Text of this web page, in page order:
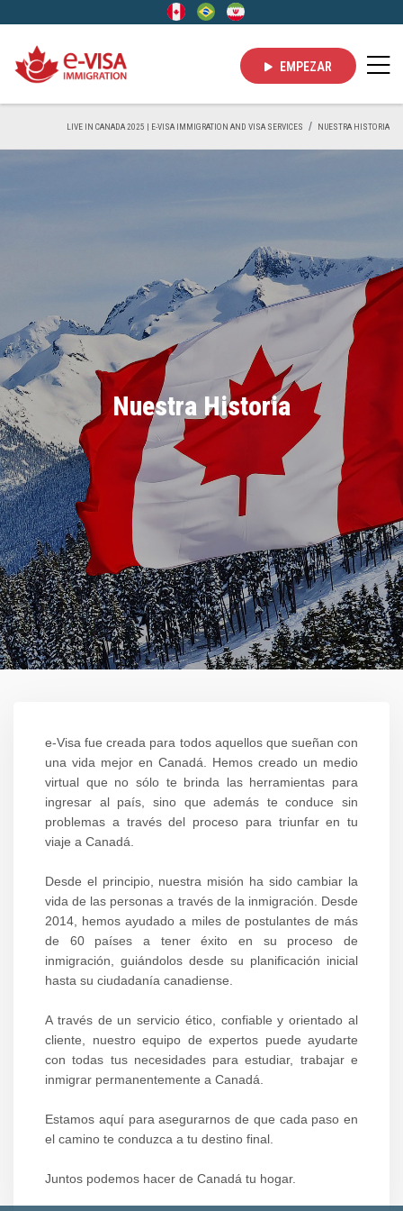
EMPEZAR
LIVE IN CANADA 2025 | E-VISA IMMIGRATION AND VISA SERVICES NUESTRA HISTORIA
Nuestra Historia
e-Visa fue creada para todos aquellos que sueñan con
una vida mejor en Canadá. Hemos creado un medio
virtual que no sólo te brinda las herramientas para
ingresar al país, sino que además te conduce sin
problemas a través del proceso para triunfar en tu
viaje a Canadá.
Desde el principio, nuestra misión ha sido cambiar la
vida de las personas a través de la inmigración. Desde
2014, hemos ayudado a miles de postulantes de más
de 60 países a tener éxito en su proceso de
inmigración, guiándolos desde su planificación inicial
hasta su ciudadanía canadiense.
A través de un servicio ético, confiable y orientado al
cliente, nuestro equipo de expertos puede ayudarte
con todas tus necesidades para estudiar, trabajar e
inmigrar permanentemente a Canadá.
Estamos aquí para asegurarnos de que cada paso en
el camino te conduzca a tu destino final.
Juntos podemos hacer de Canadá tu hogar.